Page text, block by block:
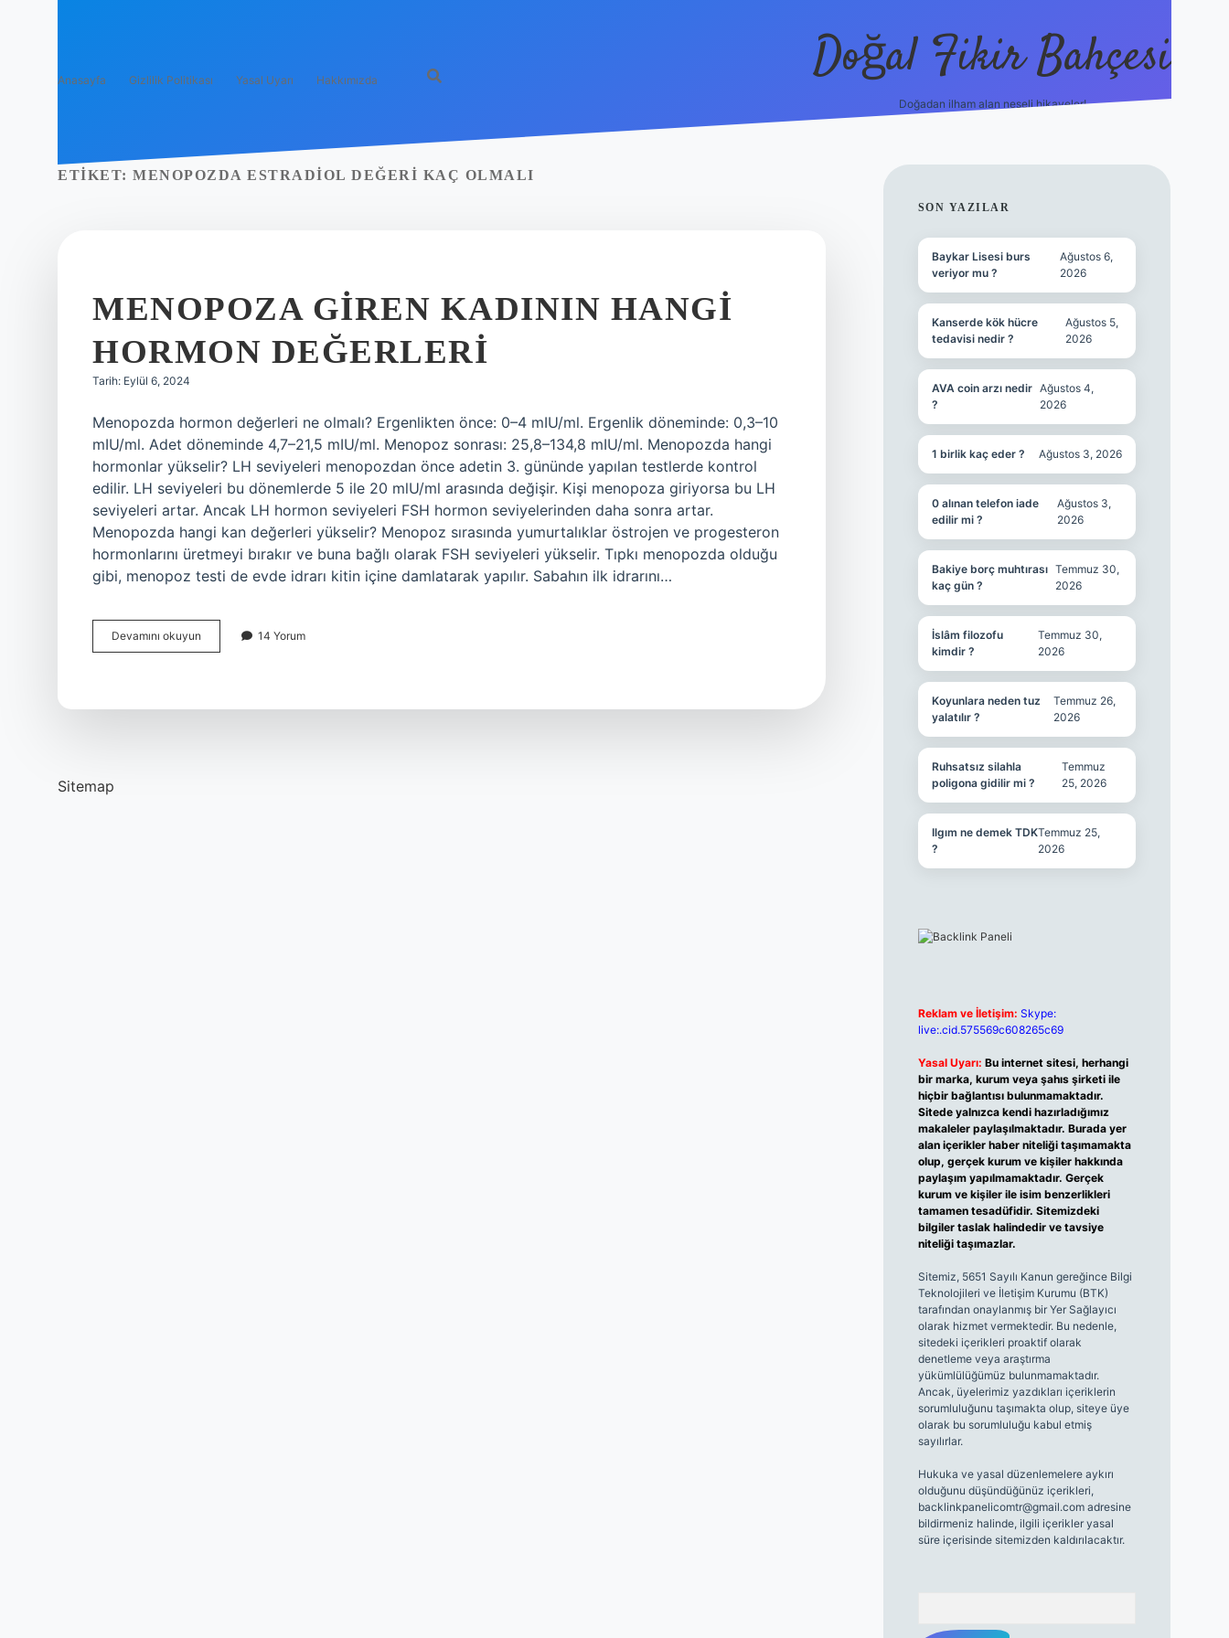
Anasayfa Gizlilik Politikası Yasal Uyarı Hakkımızda Doğal Fikir Bahçesi
Doğadan ilham alan neşeli hikayeler!
ETIKET: MENOPOZDA ESTRADIOL DEĞERI KAÇ OLMALI
MENOPOZA GIREN KADININ HANGI
HORMON DEĞERLERI
Tarih: Eylül 6, 2024
Menopozda hormon değerleri ne olmalı? Ergenlikten önce: 0–4 mIU/ml. Ergenlik döneminde: 0,3–10
mIU/ml. Adet döneminde 4,7–21,5 mIU/ml. Menopoz sonrası: 25,8–134,8 mIU/ml. Menopozda hangi
hormonlar yükselir? LH seviyeleri menopozdan önce adetin 3. gününde yapılan testlerde kontrol
edilir. LH seviyeleri bu dönemlerde 5 ile 20 mlU/ml arasında değişir. Kişi menopoza giriyorsa bu LH
seviyeleri artar. Ancak LH hormon seviyeleri FSH hormon seviyelerinden daha sonra artar.
Menopozda hangi kan değerleri yükselir? Menopoz sırasında yumurtalıklar östrojen ve progesteron
hormonlarını üretmeyi bırakır ve buna bağlı olarak FSH seviyeleri yükselir. Tıpkı menopozda olduğu
gibi, menopoz testi de evde idrarı kitin içine damlatarak yapılır. Sabahın ilk idrarını…
Devamını okuyun Menopoza
Giren
14 Yorum
Sitemap
SIDEBAR
SON YAZILAR
Baykar Lisesi burs
veriyor mu ?
Ağustos 6,
2026
Kanserde kök hücre
tedavisi nedir ?
Ağustos 5,
2026
AVA coin arzı nedir
?
Ağustos 4,
2026
1 birlik kaç eder ? Ağustos 3, 2026
0 alınan telefon iade
edilir mi ?
Ağustos 3,
2026
Bakiye borç muhtırası
kaç gün ?
Temmuz 30,
2026
İslâm filozofu
kimdir ?
Temmuz 30,
2026
Koyunlara neden tuz
yalatılır ?
Temmuz 26,
2026
Ruhsatsız silahla
poligona gidilir mi ?
Temmuz
25, 2026
Ilgım ne demek TDK
?
Temmuz 25,
2026
Reklam ve İletişim: Skype:
live:.cid.575569c608265c69
Yasal Uyarı: Bu internet sitesi, herhangi
bir marka, kurum veya şahıs şirketi ile
hiçbir bağlantısı bulunmamaktadır.
Sitede yalnızca kendi hazırladığımız
makaleler paylaşılmaktadır. Burada yer
alan içerikler haber niteliği taşımamakta
olup, gerçek kurum ve kişiler hakkında
paylaşım yapılmamaktadır. Gerçek
kurum ve kişiler ile isim benzerlikleri
tamamen tesadüfidir. Sitemizdeki
bilgiler taslak halindedir ve tavsiye
niteliği taşımazlar.
Sitemiz, 5651 Sayılı Kanun gereğince Bilgi
Teknolojileri ve İletişim Kurumu (BTK)
tarafından onaylanmış bir Yer Sağlayıcı
olarak hizmet vermektedir. Bu nedenle,
sitedeki içerikleri proaktif olarak
denetleme veya araştırma
yükümlülüğümüz bulunmamaktadır.
Ancak, üyelerimiz yazdıkları içeriklerin
sorumluluğunu taşımakta olup, siteye üye
olarak bu sorumluluğu kabul etmiş
sayılırlar.
Hukuka ve yasal düzenlemelere aykırı
olduğunu düşündüğünüz içerikleri,
backlinkpanelicomtr@gmail.comadresine
bildirmeniz halinde, ilgili içerikler yasal
süre içerisinde sitemizden kaldırılacaktır.
grandoperabet